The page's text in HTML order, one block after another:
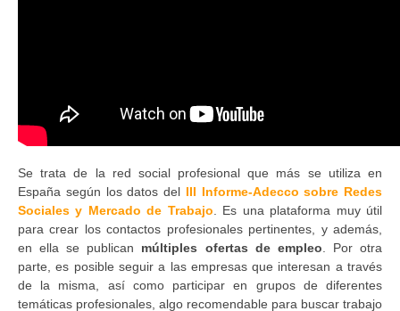
Se trata de la red social profesional que más se utiliza en
España según los datos del III Informe-Adecco sobre Redes
Sociales y Mercado de Trabajo . Es una plataforma muy útil
para crear los contactos profesionales pertinentes, y además,
en ella se publican múltiples ofertas de empleo . Por otra
parte, es posible seguir a las empresas que interesan a través
de la misma, así como participar en grupos de diferentes
temáticas profesionales, algo recomendable para buscar trabajo